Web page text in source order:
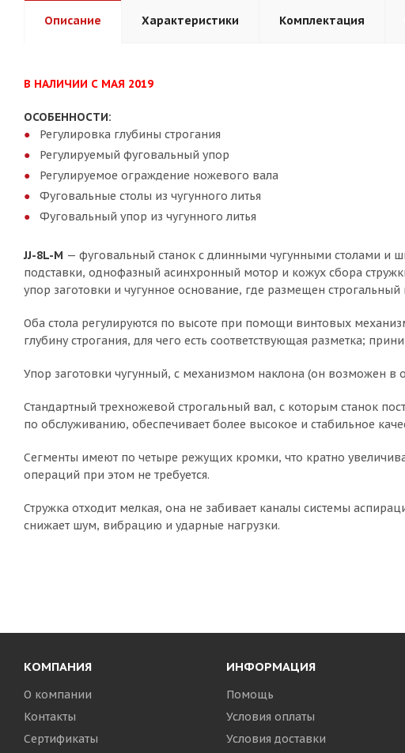
Описание Характеристики Комплектация
В НАЛИЧИИ С МАЯ 2019
ОСОБЕННОСТИ:
Регулировка глубины строгания
Регулируемый фуговальный упор
Регулируемое ограждение ножевого вала
Фуговальные столы из чугунного литья
Фуговальный упор из чугунного литья
JJ-8L-M — фуговальный станок с длинными чугунными столами и
подставки, однофазный асинхронный мотор и кожух сбора
упор заготовки и чугунное основание, где размещен строгальный
Оба стола регулируются по высоте при помощи винтовых
глубину строгания, для чего есть соответствующая разметка;
Упор заготовки чугунный, с механизмом наклона (он возможен
Стандартный трехножевой строгальный вал, с которым станок
по обслуживанию, обеспечивает более высокое и стабильное
Сегменты имеют по четыре режущих кромки, что кратно
операций при этом не требуется.
Стружка отходит мелкая, она не забивает каналы системы
снижает шум, вибрацию и ударные нагрузки.
КОМПАНИЯ
О компании
Контакты
Сертификаты
ИНФОРМАЦИЯ
Помощь
Условия оплаты
Условия доставки